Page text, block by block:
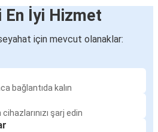
En İyi Hizmet
için mevcut olanaklar:
bağlantıda kalın
şarj edin